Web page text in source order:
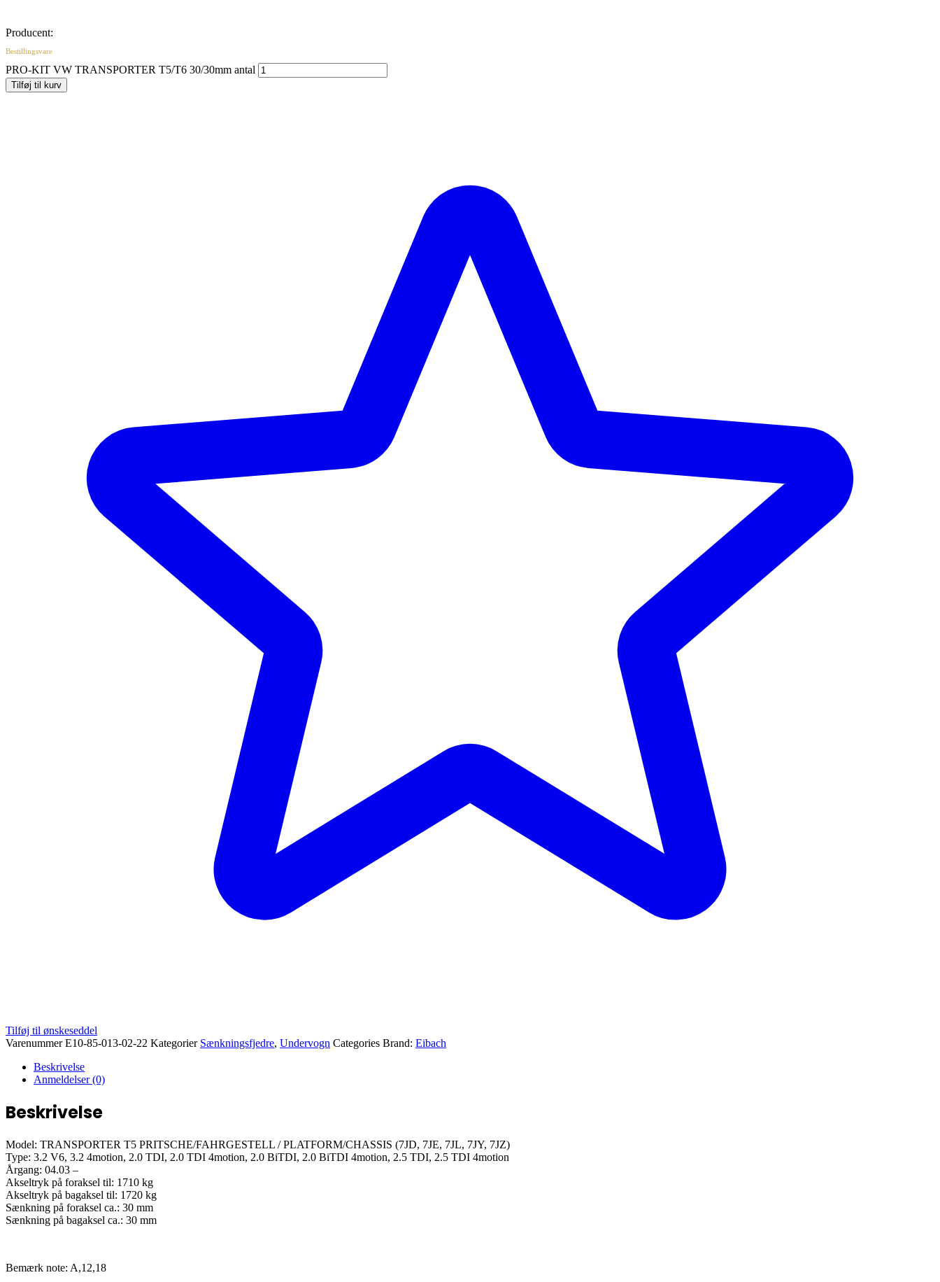
Producent:
Bestillingsvare
PRO-KIT VW TRANSPORTER T5/T6 30/30mm antal
Tilføj til kurv
Tilføj til ønskeseddel
VarenummerE10-85-013-02-22 Kategorier Sænkningsfjedre, Undervogn Categories Brand: Eibach
Beskrivelse
Anmeldelser (0)
Beskrivelse
Model: TRANSPORTER T5 PRITSCHE/FAHRGESTELL / PLATFORM/CHASSIS (7JD, 7JE, 7JL, 7JY, 7JZ)
Type: 3.2 V6, 3.2 4motion, 2.0 TDI, 2.0 TDI 4motion, 2.0 BiTDI, 2.0 BiTDI 4motion, 2.5 TDI, 2.5 TDI 4motion
Årgang: 04.03 –
Akseltryk på foraksel til: 1710 kg
Akseltryk på bagaksel til: 1720 kg
Sænkning på foraksel ca.: 30 mm
Sænkning på bagaksel ca.: 30 mm
Bemærk note: A,12,18